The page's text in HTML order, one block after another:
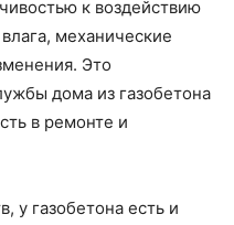
к воздействию
механические
Это
дома из газобетона
в ремонте и
у газобетона есть и